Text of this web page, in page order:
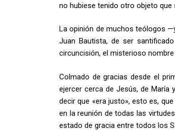
no hubiese tenido otro objeto que
La opinión de muchos teólogos
Juan Bautista, de ser
circuncisión, el misterioso
Colmado de gracias desde el
ejercer cerca de Jesús, de María
decir que «era justo», esto es,
en la reunión de todas las
estado de gracia entre todos los